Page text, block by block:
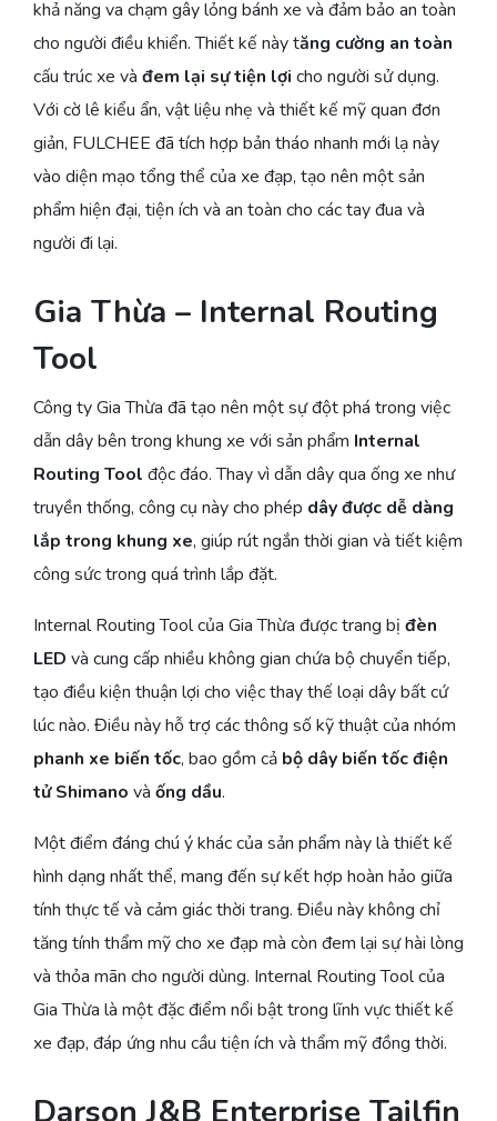
khả năng va chạm gây lỏng bánh xe và đảm bảo an toàn
cho người điều khiển. Thiết kế này tăng cường an toàn
cấu trúc xe và đem lại sự tiện lợi cho người sử dụng.
Với cờ lê kiểu ẩn, vật liệu nhẹ và thiết kế mỹ quan đơn
giản, FULCHEE đã tích hợp bản tháo nhanh mới lạ này
vào diện mạo tổng thể của xe đạp, tạo nên một sản
phẩm hiện đại, tiện ích và an toàn cho các tay đua và
người đi lại.
Gia Thừa – Internal Routing
Tool
Công ty Gia Thừa đã tạo nên một sự đột phá trong việc
dẫn dây bên trong khung xe với sản phẩm Internal
Routing Tool độc đáo. Thay vì dẫn dây qua ống xe như
truyền thống, công cụ này cho phép dây được dễ dàng
lắp trong khung xe, giúp rút ngắn thời gian và tiết kiệm
công sức trong quá trình lắp đặt.
Internal Routing Tool của Gia Thừa được trang bị đèn
LED và cung cấp nhiều không gian chứa bộ chuyển tiếp,
tạo điều kiện thuận lợi cho việc thay thế loại dây bất cứ
lúc nào. Điều này hỗ trợ các thông số kỹ thuật của nhóm
phanh xe biến tốc, bao gồm cả bộ dây biến tốc điện
tử Shimano và ống dầu.
Một điểm đáng chú ý khác của sản phẩm này là thiết kế
hình dạng nhất thể, mang đến sự kết hợp hoàn hảo giữa
tính thực tế và cảm giác thời trang. Điều này không chỉ
tăng tính thẩm mỹ cho xe đạp mà còn đem lại sự hài lòng
và thỏa mãn cho người dùng. Internal Routing Tool của
Gia Thừa là một đặc điểm nổi bật trong lĩnh vực thiết kế
xe đạp, đáp ứng nhu cầu tiện ích và thẩm mỹ đồng thời.
Darson J&B Enterprise Tailfin